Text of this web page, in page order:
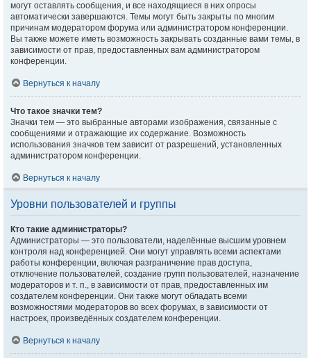
могут оставлять сообщения, и все находящиеся в них опросы
автоматически завершаются. Темы могут быть закрыты по многим
причинам модератором форума или администратором конференции.
Вы также можете иметь возможность закрывать созданные вами темы, в
зависимости от прав, предоставленных вам администратором
конференции.
Вернуться к началу
Что такое значки тем?
Значки тем — это выбранные авторами изображения, связанные с
сообщениями и отражающие их содержание. Возможность
использования значков тем зависит от разрешений, установленных
администратором конференции.
Вернуться к началу
Уровни пользователей и группы
Кто такие администраторы?
Администраторы — это пользователи, наделённые высшим уровнем
контроля над конференцией. Они могут управлять всеми аспектами
работы конференции, включая разграничение прав доступа,
отключение пользователей, создание групп пользователей, назначение
модераторов и т. п., в зависимости от прав, предоставленных им
создателем конференции. Они также могут обладать всеми
возможностями модераторов во всех форумах, в зависимости от
настроек, произведённых создателем конференции.
Вернуться к началу